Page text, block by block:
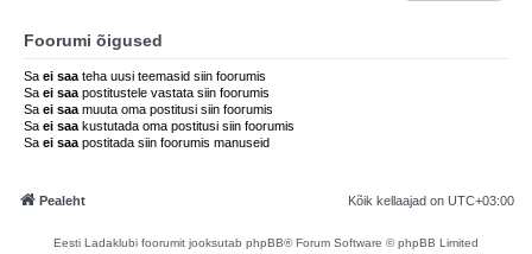
Foorumi õigused
Sa ei saa teha uusi teemasid siin foorumis
Sa ei saa postitustele vastata siin foorumis
Sa ei saa muuta oma postitusi siin foorumis
Sa ei saa kustutada oma postitusi siin foorumis
Sa ei saa postitada siin foorumis manuseid
Pealeht Kõik kellaajad on UTC+03:00
Eesti Ladaklubi foorumit jooksutab phpBB® Forum Software © phpBB Limited